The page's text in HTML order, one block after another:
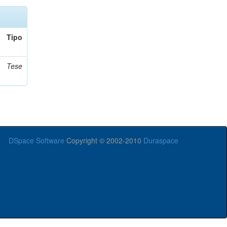
Tipo
Tese
DSpace Software Copyright © 2002-2010 Duraspace